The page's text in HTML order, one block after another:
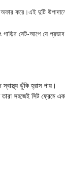
করে।এই দুটি
গাড়ির সেট-আপে যে
ঝুঁকি হ্রাস পায়।
তারা সহজেই সিট ফ্রেমে